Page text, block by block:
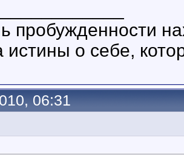
пробужденности
о себе,
06:31